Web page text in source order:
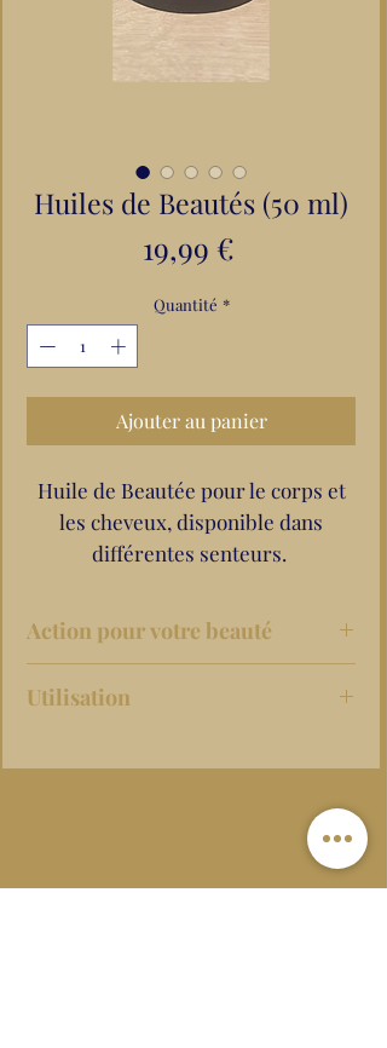
Huiles de Beautés (50 ml)
19,99 €Prix
Quantité *
Ajouter au panier
Huile de Beautée pour le corps et
les cheveux, disponible dans
différentes senteurs.
Action pour votre beauté
Utilisation
zones du corps et de décontraction
pieds…) et savourer cet instant
Dans votre bain, ajouter un